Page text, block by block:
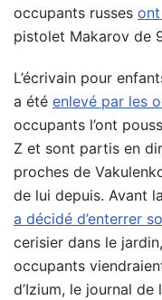
occupants russes ont
pistolet Makarov de
L’écrivain pour
a été enlevé par les
occupants l’ont
Z et sont partis en
proches de
de lui depuis. Avant
a décidé d’enterrer
cerisier dans le
occupants
d’Izium, le journal de